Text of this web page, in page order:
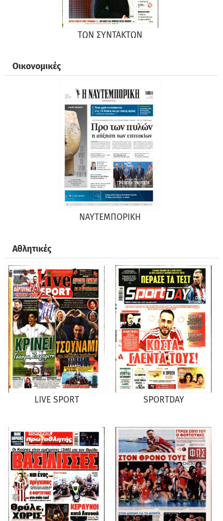
ΤΩΝ ΣΥΝΤΑΚΤΩΝ
Οικονομικές
ΝΑΥΤΕΜΠΟΡΙΚΗ
Αθλητικές
LIVE SPORT SPORTDAY